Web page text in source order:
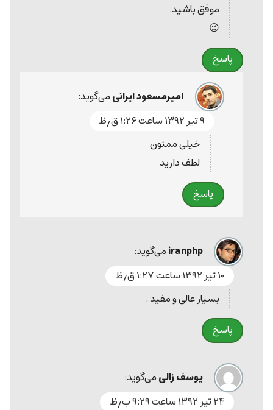
موفق باشید.
😉
پاسخ
امیرمسعود ایرانیمی‌گوید:
۹ تیر ۱۳۹۲ ساعت ۱:۲۶ ق٫ظ
خیلی ممنون
لطف دارید
پاسخ
iranphpمی‌گوید:
۱۰ تیر ۱۳۹۲ ساعت ۱:۲۷ ق٫ظ
بسیار عالی و مفید .
پاسخ
یوسف زالیمی‌گوید:
۲۴ تیر ۱۳۹۲ ساعت ۹:۲۹ ب٫ظ